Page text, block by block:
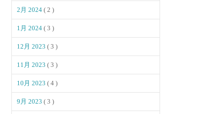
2月 2024( 2 )
1月 2024( 3 )
12月 2023( 3 )
11月 2023( 3 )
10月 2023( 4 )
9月 2023( 3 )